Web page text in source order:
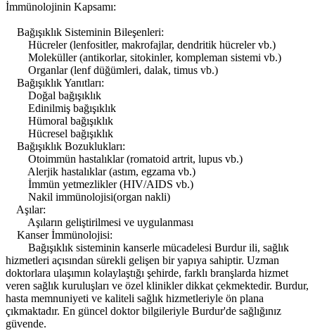
İmmünolojinin Kapsamı:
Bağışıklık Sisteminin Bileşenleri:
Hücreler (lenfositler, makrofajlar, dendritik hücreler vb.)
Moleküller (antikorlar, sitokinler, kompleman sistemi vb.)
Organlar (lenf düğümleri, dalak, timus vb.)
Bağışıklık Yanıtları:
Doğal bağışıklık
Edinilmiş bağışıklık
Hümoral bağışıklık
Hücresel bağışıklık
Bağışıklık Bozuklukları:
Otoimmün hastalıklar (romatoid artrit, lupus vb.)
Alerjik hastalıklar (astım, egzama vb.)
İmmün yetmezlikler (HIV/AIDS vb.)
Nakil immünolojisi(organ nakli)
Aşılar:
Aşıların geliştirilmesi ve uygulanması
Kanser İmmünolojisi:
Bağışıklık sisteminin kanserle mücadelesi Burdur ili, sağlık
hizmetleri açısından sürekli gelişen bir yapıya sahiptir. Uzman
doktorlara ulaşımın kolaylaştığı şehirde, farklı branşlarda hizmet
veren sağlık kuruluşları ve özel klinikler dikkat çekmektedir. Burdur,
hasta memnuniyeti ve kaliteli sağlık hizmetleriyle ön plana
çıkmaktadır. En güncel doktor bilgileriyle Burdur'de sağlığınız
güvende.